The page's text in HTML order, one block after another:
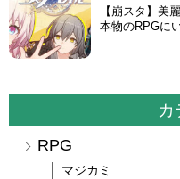
【崩スタ】美
本物のRPGに
カ
RPG
マジカミ